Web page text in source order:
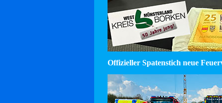
Offizieller Spatenstich neue